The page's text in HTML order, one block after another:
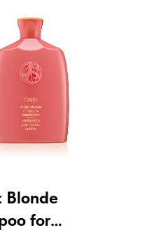
Blonde
for